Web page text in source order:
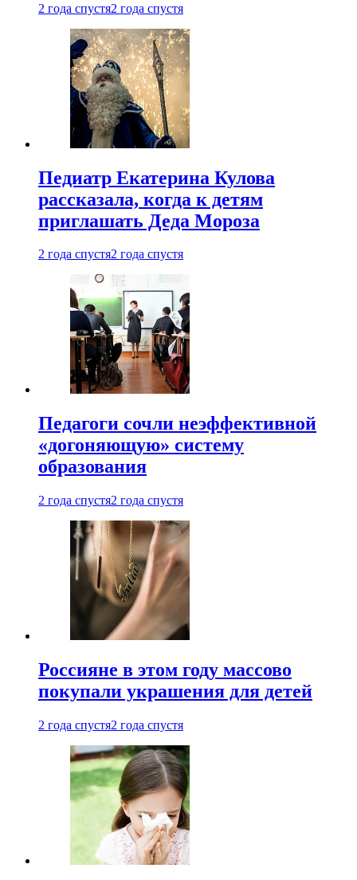
2 года спустя2 года спустя
Педиатр Екатерина Кулова
рассказала, когда к детям
приглашать Деда Мороза
2 года спустя2 года спустя
Педагоги сочли неэффективной
«догоняющую» систему
образования
2 года спустя2 года спустя
Россияне в этом году массово
покупали украшения для детей
2 года спустя2 года спустя